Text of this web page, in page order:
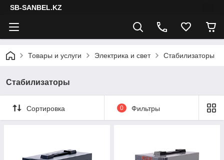
SB-SANBEL.KZ
Товары и услуги Электрика и свет Стабилизаторы
Стабилизаторы
Сортировка 0 Фильтры